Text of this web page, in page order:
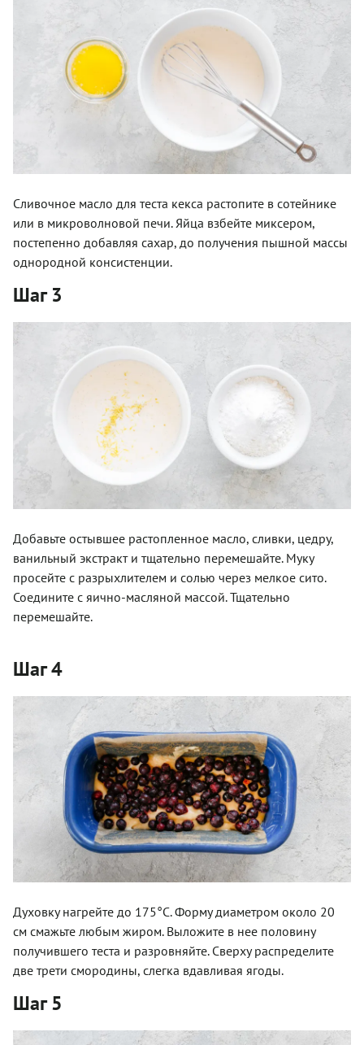
Сливочное масло для теста кекса растопите в сотейнике
или в микроволновой печи. Яйца взбейте миксером,
постепенно добавляя сахар, до получения пышной массы
однородной консистенции.
Шаг 3
Добавьте остывшее растопленное масло, сливки, цедру,
ванильный экстракт и тщательно перемешайте. Муку
просейте с разрыхлителем и солью через мелкое сито.
Соедините с яично-масляной массой. Тщательно
перемешайте.
Шаг 4
Духовку нагрейте до 175°C. Форму диаметром около 20
см смажьте любым жиром. Выложите в нее половину
получившего теста и разровняйте. Сверху распределите
две трети смородины, слегка вдавливая ягоды.
Шаг 5